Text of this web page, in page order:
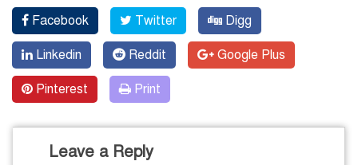
Facebook Twitter Digg
Linkedin Reddit Google Plus
Pinterest Print
Leave a Reply